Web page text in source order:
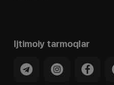
Ijtimoiy tarmoqlar